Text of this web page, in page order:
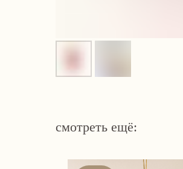
смотреть ещё: